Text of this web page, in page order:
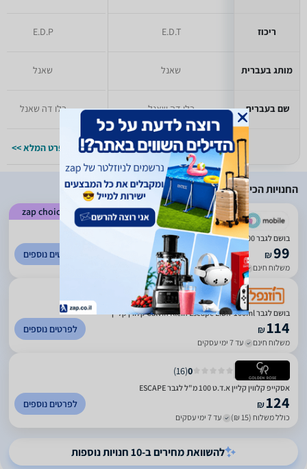
ריכוז
מותג בעברית
שם בעברית
E.D.T
שאנל
בלו דה שאנל
למפרט המלא >>
E.D.P
שאנל
בלו דה שאנל
למפרט המלא >>
החנויות הכי זולות
zap choice
4.86
(
6456
בושם לגבר 100 מ''ל Calvin Klein Escape או דה טואלט E.D.T
₪99
משלוח חינם עד 7 ימי עסקים
לפרטים נוספים
4.4
(
982
)
בושם לגבר Calvin Klein Escape E.D.T 100ml קלווין קליין
₪114
משלוח חינם עד 7 ימי עסקים
לפרטים נוספים
0
(
16
)
אסקייפ קלווין קליין א.ד.ט 100 מ"ל לגבר ESCAPE
₪124
כולל משלוח (15 ₪) עד 7 ימי עסקים
לפרטים נוספים
להשוואת מחירים ב-10 חנויות נוספות